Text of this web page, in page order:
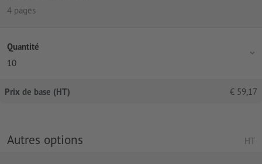
4 pages
Quantité
10
Prix de base (HT) € 59,17
Autres options HT